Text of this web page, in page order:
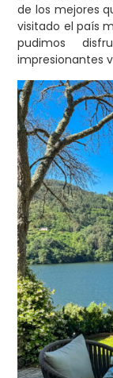
de los mejores
visitado el país
pudimos
impresionantes